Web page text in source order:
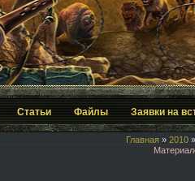
Статьи Файлы Заявки на
Главная » 2010 »